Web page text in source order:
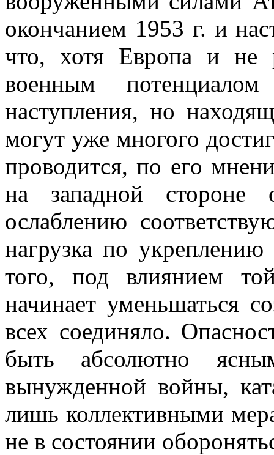
окончанием 1953 г. и
что, хотя Европа и не
военным
наступления, но
могут уже многого
проводится, по его
на западной стороне
ослаблению
нагрузка по
того, под влиянием
начинает умень­шаться
всех соединяло.
быть абсолютно
вынужденной войны,
лишь коллективными
не в состоянии